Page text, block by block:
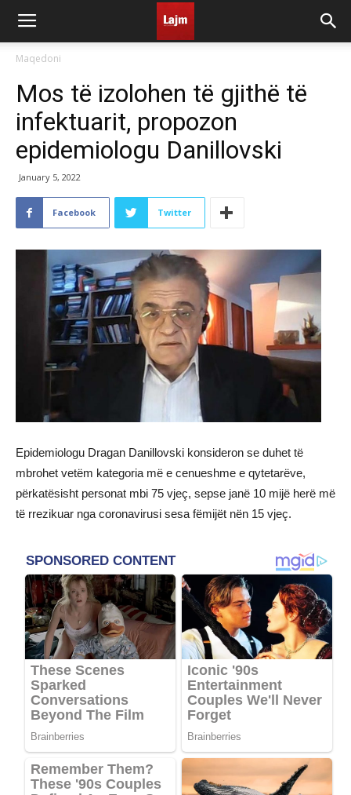
Maqedoni
Mos të izolohen të gjithë të
infektuarit, propozon
epidemiologu Danillovski
January 5, 2022
Facebook Twitter
Epidemiologu Dragan Danillovski konsideron se duhet të
mbrohet vetëm kategoria më e cenueshme e qytetarëve,
përkatësisht personat mbi 75 vjeç, sepse janë 10 mijë herë më
të rrezikuar nga coronavirusi sesa fëmijët nën 15 vjeç.